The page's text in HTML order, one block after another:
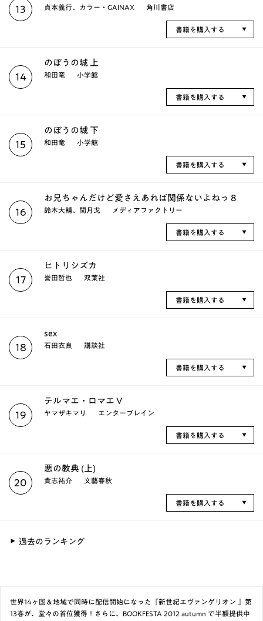
13 貞本義行、カラー・GAINAX 角川書店
書籍を購入する
14
のぼうの城 上
和田竜 小学館
書籍を購入する
15
のぼうの城 下
和田竜 小学館
書籍を購入する
16
お兄ちゃんだけど愛さえあれば関係ないよねっ 8
鈴木大輔、閏月戈 メディアファクトリー
書籍を購入する
17
ヒトリシズカ
誉田哲也 双葉社
書籍を購入する
18
sex
石田衣良 講談社
書籍を購入する
19
テルマエ・ロマエ V
ヤマザキマリ エンターブレイン
書籍を購入する
20
悪の教典 (上)
貴志祐介 文藝春秋
書籍を購入する
過去のランキング
世界14ヶ国＆地域で同時に配信開始になった『新世紀エヴァンゲリオン 』第
13巻が、堂々の首位獲得！さらに、BOOKFESTA 2012 autumn で半額提供中